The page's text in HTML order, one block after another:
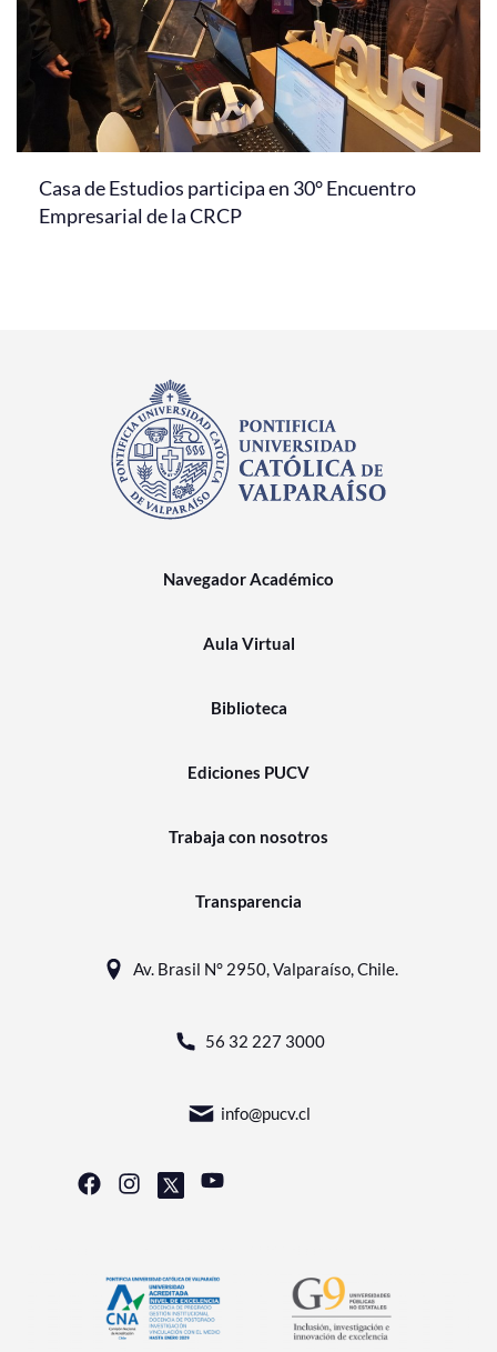
Casa de Estudios participa en 30° Encuentro
Empresarial de la CRCP
Navegador Académico
Aula Virtual
Biblioteca
Ediciones PUCV
Trabaja con nosotros
Transparencia
Av. Brasil N° 2950, Valparaíso, Chile.
56 32 227 3000
info@pucv.cl